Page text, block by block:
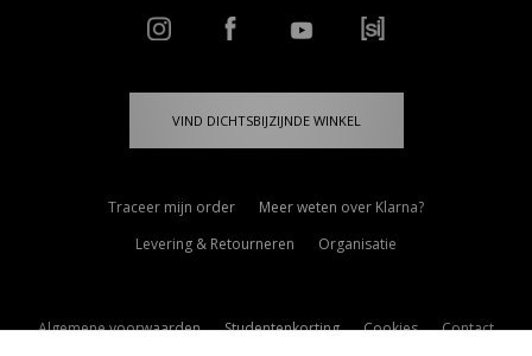
VIND DICHTSBIJZIJNDE WINKEL
Traceer mijn order
Meer weten over Klarna?
Levering & Retourneren
Organisatie
Algemene voorwaarden Studentenkorting Cookies
Contact